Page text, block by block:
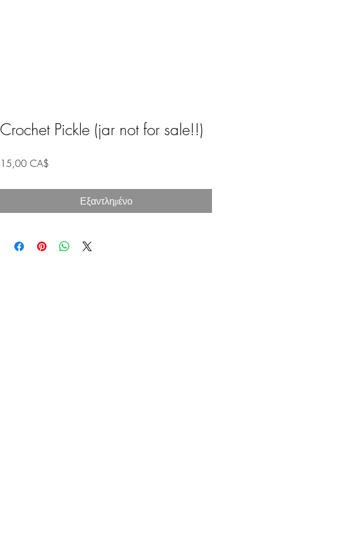
Crochet Pickle (jar not for sale!!)
15,00 CA$
Εξαντλημένο